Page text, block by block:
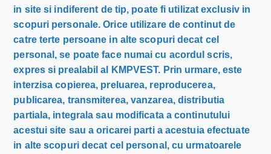
in site si indiferent de tip, poate fi utilizat exclusiv in
scopuri personale. Orice utilizare de continut de
catre terte persoane in alte scopuri decat cel
personal, se poate face numai cu acordul scris,
expres si prealabil al KMPVEST. Prin urmare, este
interzisa copierea, preluarea, reproducerea,
publicarea, transmiterea, vanzarea, distributia
partiala, integrala sau modificata a continutului
acestui site sau a oricarei parti a acestuia efectuate
in alte scopuri decat cel personal, cu urmatoarele